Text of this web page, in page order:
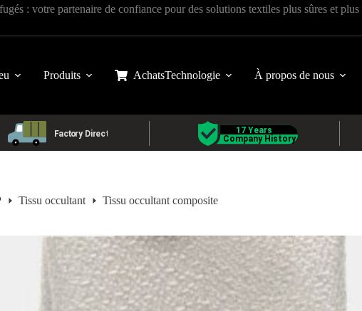
: votre partenaire de confiance pour des solutions textiles plus sûres et
Produits AchatsTechnologie À propos de nous
Tissu occultant Tissu occultant composite